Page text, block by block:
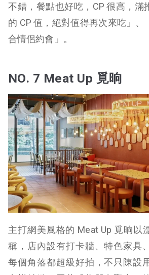
不錯，餐點也好吃，CP 很高，滿
的 CP 值，絕對值得再次來吃」、
合情侶約會」。
NO. 7 Meat Up 覓晌
主打網美風格的 Meat Up 覓晌以
稱，店內設有打卡牆、特色家具
每個角落都超級好拍，不只陳設